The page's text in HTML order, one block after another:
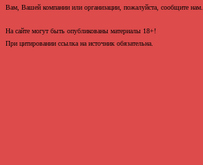
Вам, Вашей компании или организации, пожалуйста, сообщите нам.
На сайте могут быть опубликованы материалы 18+!
При цитировании ссылка на источник обязательна.